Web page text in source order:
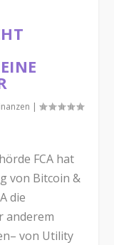
|
FCA hat
von Bitcoin &
die
anderem
von Utility